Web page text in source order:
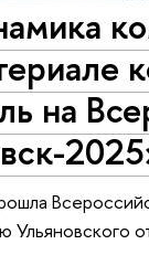
на